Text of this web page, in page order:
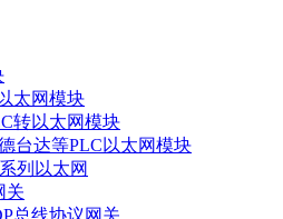
太网模块
转以太网模块
台达等PLC以太网模块
列以太网
关
总线协议网关